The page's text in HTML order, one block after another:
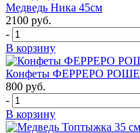
Медведь Ника 45см
2100 руб.
-
В корзину
Конфеты ФЕРРЕРО РОШЕ
800 руб.
-
В корзину